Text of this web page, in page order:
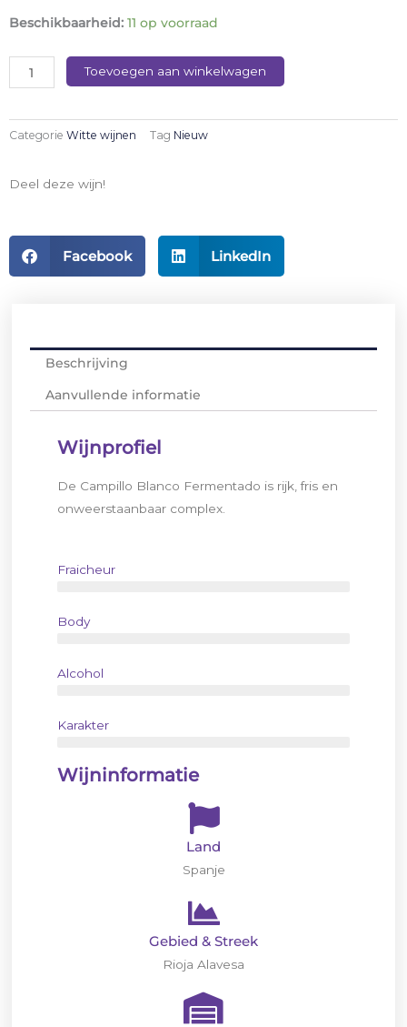
Beschikbaarheid: 11 op voorraad
Campillo
Fermentado
aantal
Toevoegen aan winkelwagen
Categorie Witte wijnen Tag Nieuw
Deel deze wijn!
Facebook LinkedIn
Beschrijving
Aanvullende informatie
Wijnprofiel
De Campillo Blanco Fermentado is rijk, fris en
onweerstaanbaar complex.
Fraicheur
Body
Alcohol
Karakter
Wijninformatie
Land
Spanje
Gebied & Streek
Rioja Alavesa